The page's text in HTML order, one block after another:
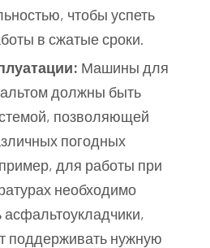
чтобы успеть
в сжатые сроки.
Машины для
должны быть
позволяющей
погодных
для работы при
необходимо
асфальтоукладчики,
поддерживать нужную